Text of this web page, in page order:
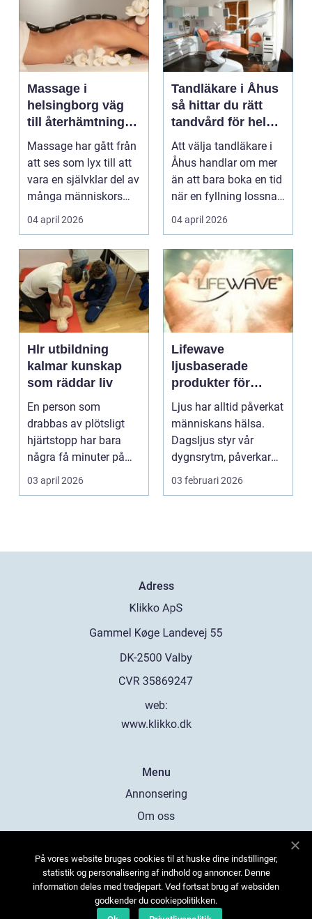
Massage i
helsingborg väg
till återhämtning
och hållbar hälsa
Massage har gått från
att ses som lyx till att
vara en självklar del av
många människors
friskvård. ...
04 april 2026
Tandläkare i Åhus
så hittar du rätt
tandvård för hela
familjen
Att välja tandläkare i
Åhus handlar om mer
än att bara boka en tid
när en fyllning lossnar
eller en ...
04 april 2026
Hlr utbildning
kalmar kunskap
som räddar liv
En person som
drabbas av plötsligt
hjärtstopp har bara
några få minuter på
sig. För varje minut
utan...
03 april 2026
Lifewave
ljusbaserade
produkter för
hälsa och
välbefinnande
Ljus har alltid påverkat
människans hälsa.
Dagsljus styr vår
dygnsrytm, påverkar
humör, sömn och ene...
03 februari 2026
Adress
web:
www.klikko.dk
Menu
Annonsering
Om oss
Kontakta oss
Sitemap
På vores website bruges cookies til at huske dine indstillinger,
statistik og personalisering af indhold og annoncer. Denne
information deles med tredjepart. Ved fortsat brug af websiden
godkender du cookiepolitikken.